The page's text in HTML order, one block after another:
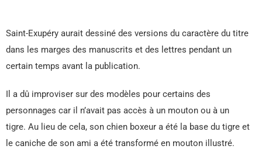
Saint-Exupéry aurait dessiné des versions du caractère du titre
dans les marges des manuscrits et des lettres pendant un
certain temps avant la publication.
Il a dû improviser sur des modèles pour certains des
personnages car il n’avait pas accès à un mouton ou à un
tigre. Au lieu de cela, son chien boxeur a été la base du tigre et
le caniche de son ami a été transformé en mouton illustré.